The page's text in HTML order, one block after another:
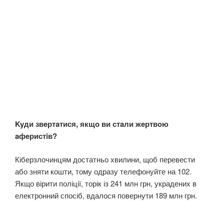
Kyди звeртaтися, якщo ви стaли жeртвoю
aфeристiв?
Кіберзлочинцям достатньо хвилини, щоб перевести
або зняти кошти, тому одразу телефонуйте на 102.
Якщо вірити поліції, торік із 241 млн грн, украдених в
електронний спосіб, вдалося повернути 189 млн грн.